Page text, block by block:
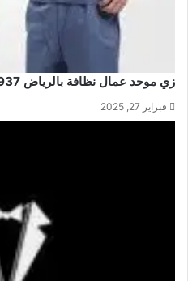
زي موحد عمال نظافة بالرياض 0597212937
فبراير 27, 2025